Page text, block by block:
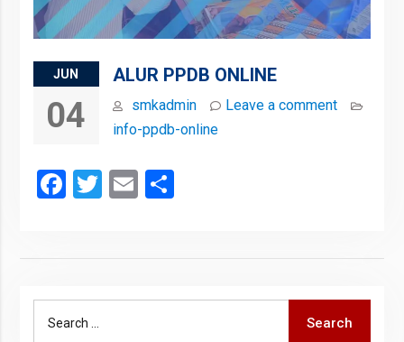
JUN
04
ALUR PPDB ONLINE
smkadmin
Leave a comment
info-ppdb-online
Facebook
Twitter
EmailShare
Search